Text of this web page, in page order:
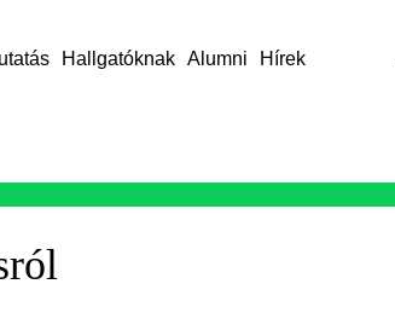
Hallgatóknak Alumni Hírek